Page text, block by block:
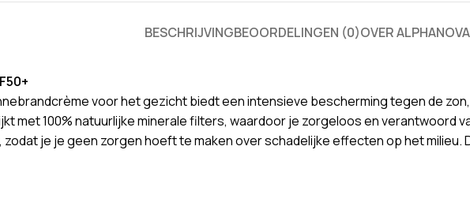
BESCHRIJVINGBEOORDELINGEN (0)OVER
voor het gezicht biedt een intensieve bescherming tegen de
met 100% natuurlijke minerale filters, waardoor je zorgeloos en verantwoord
zodat je je geen zorgen hoeft te maken over schadelijke effecten op het